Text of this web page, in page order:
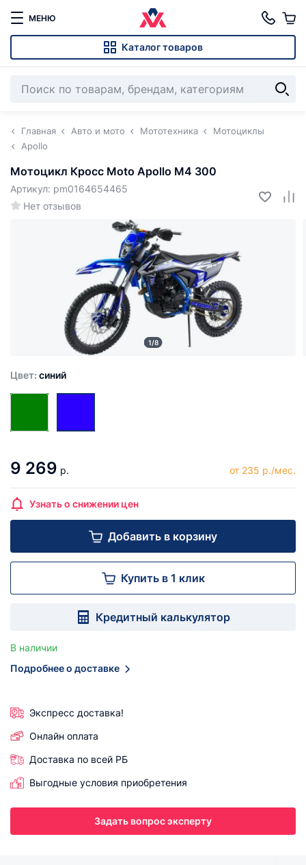
МЕНЮ
Каталог товаров
Главная Авто и мото Мототехника
Мотоциклы
Apollo
Мотоцикл Кросс Moto Apollo M4 300
Нет отзывов
Артикул: pm0164654465
1/8
Цвет: синий
9 269 р. от 235 р./мес.
Узнать о снижении цен
Добавить в корзину
Купить в 1 клик
Кредитный калькулятор
В наличии
Подробнее о доставке
Экспресс доставка!
Онлайн оплата
Доставка по всей РБ
Выгодные условия приобретения
Задать вопрос эксперту